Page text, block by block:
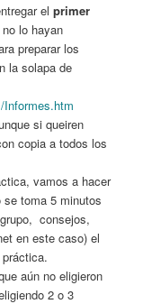
elprimer
lo hayan
preparar los
la solapa de
Informes.htm
si queiren
copia a todos los
vamos a hacer
se toma 5 minutos
consejos,
en este caso) el
aún no eligieron
2 o 3